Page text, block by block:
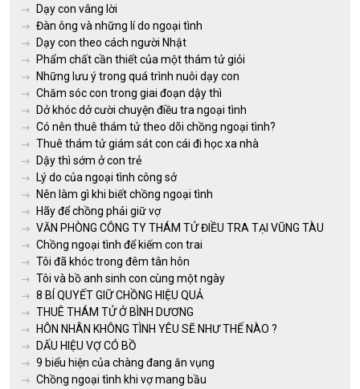
Dạy con vâng lời
Đàn ông và những lí do ngoại tình
Dạy con theo cách người Nhật
Phẩm chất cần thiết của một thám tử giỏi
Những lưu ý trong quá trình nuôi dạy con
Chăm sóc con trong giai đoạn dậy thì
Dở khóc dở cười chuyện điều tra ngoại tình
Có nên thuê thám tử theo dõi chồng ngoại tình?
Thuê thám tử giám sát con cái đi học xa nhà
Dậy thì sớm ở con trẻ
Lý do của ngoại tình công sở
Nên làm gì khi biết chồng ngoại tình
Hãy để chồng phải giữ vợ
VĂN PHÒNG CÔNG TY THÁM TỬ ĐIỀU TRA TẠI VŨNG TÀU
Chồng ngoại tình để kiếm con trai
Tôi đã khóc trong đêm tân hôn
Tôi và bồ anh sinh con cùng một ngày
8 BÍ QUYẾT GIỮ CHỒNG HIỆU QUẢ
THUÊ THÁM TỬ Ở BÌNH DƯƠNG
HÔN NHÂN KHÔNG TÌNH YÊU SẼ NHƯ THẾ NÀO ?
DẤU HIỆU VỢ CÓ BỒ
9 biểu hiện của chàng đang ăn vụng
Chồng ngoại tình khi vợ mang bầu